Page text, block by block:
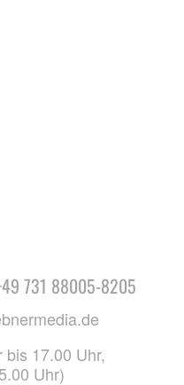
731 88005-8205
bis 17.00 Uhr,
Uhr)